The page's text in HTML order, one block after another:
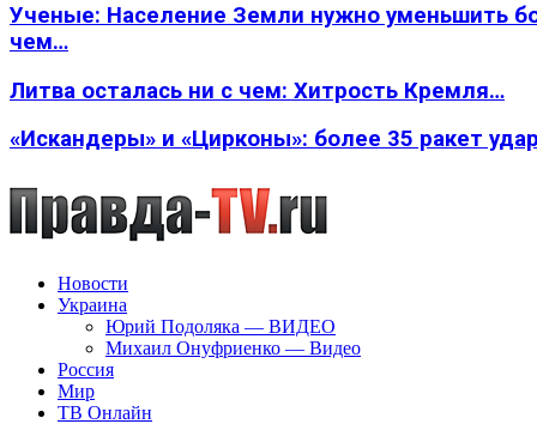
Ученые: Население Земли нужно уменьшить
чем…
Литва осталась ни с чем: Хитрость Кремля…
«Искандеры» и «Цирконы»: более 35 ракет
Новости
Украина
Юрий Подоляка — ВИДЕО
Михаил Онуфриенко — Видео
Россия
Мир
ТВ Онлайн